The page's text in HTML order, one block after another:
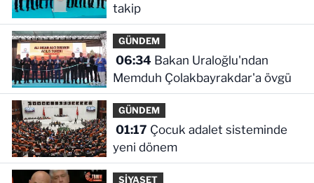
takip
GÜNDEM
06:34Bakan Uraloğlu'ndan
Memduh Çolakbayrakdar'a övgü
GÜNDEM
01:17
yeni dönem
SİYASET